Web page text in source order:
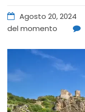
Agosto 20, 2024
del momento